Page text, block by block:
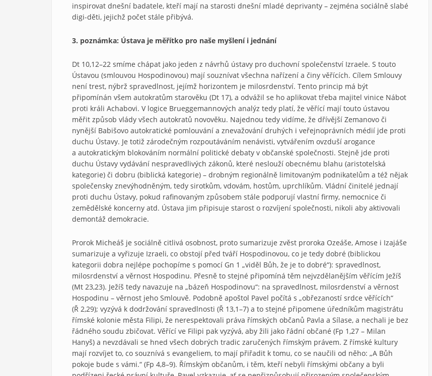
inspirovat dnešní badatele, kteří mají na starosti dnešní mladé deprivanty – zejména sociálně slabé
digi-děti, jejichž počet stále přibývá.
3. poznámka: Ústava je měřítko pro naše myšlení i jednání
Dt 10,12–22 smíme chápat jako jeden z návrhů ústavy pro duchovní společenství Izraele. S touto
Ústavou (smlouvou Hospodinovou) mají souznívat všechna nařízení a činy věřících. Cílem Smlouvy
není trest, nýbrž spravedlnost, jejímž horizontem je milosrdenství. Tento princip má být
připomínán všem autokratům starověku (Dt 17), a odvážil se ho aplikovat třeba majitel vinice Nábot
proti králi Achabovi. V logice Brueggemannových analýz tedy platí, že věřící mají touto ústavou
měřit způsob vlády všech autokratů novověku. Najednou tedy vidíme, že dřívější Zemanovo či
nynější Babišovo autokratické pomlouvání a znevažování druhých i veřejnoprávních médií jde proti
duchu Ústavy. Je totiž zárodečným rozpoutáváním nenávisti, vytvářením ovzduší arogance
a autokratickým blokováním normální politické debaty v občanské společnosti. Stejně jde proti
duchu Ústavy vydávání nespravedlivých zákonů, které neslouží obecnému blahu (aristotelská
kategorie) či dobru (biblická kategorie) – drobným regionálně limitovaným podnikatelům a též nějak
společensky znevýhodněným, tedy sirotkům, vdovám, hostům, uprchlíkům. Vládní činitelé jednají
proti duchu Ústavy, pokud rafinovaným způsobem stále podporují vlastní firmy, nemocnice či
zemědělské koncerny atd. Ústava jim připisuje starost o rozvíjení společnosti, nikoli aby aktivovali
demontáž demokracie.
Prorok Micheáš je sociálně citlivá osobnost, proto sumarizuje zvěst proroka Ozeáše, Amose i Izajáše
sumarizuje a vyřizuje Izraeli, co obstojí před tváří Hospodinovou, co je tedy dobré (biblickou
kategorii dobra nejlépe pochopíme s pomocí Gn 1 „viděl Bůh, že je to dobré“): spravedlnost,
milosrdenství a věrnost Hospodinu. Přesně to stejné připomíná těm nejvzdělanějším věřícím Ježíš
(Mt 23,23). Ježíš tedy navazuje na „bázeň Hospodinovu“: na spravedlnost, milosrdenství a věrnost
Hospodinu – věrnost jeho Smlouvě. Podobně apoštol Pavel počítá s „obřezaností srdce věřících“
(Ř 2,29); vyzývá k dodržování spravedlnosti (Ř 13,1–7) a to stejné připomene úředníkům magistrátu
římské kolonie města Filipi, že nerespektovali práva římských občanů Pavla a Sílase, a nechali je bez
řádného soudu zbičovat. Věřící ve Filipi pak vyzývá, aby žili jako řádní občané (Fp 1,27 – Milan
Hanyš) a nevzdávali se hned všech dobrých tradic zaručených římským právem. Z římské kultury
mají rozvíjet to, co souznívá s evangeliem, to mají přiřadit k tomu, co se naučili od něho: „A Bůh
pokoje bude s vámi.“ (Fp 4,8–9). Římským občanům, i těm, kteří nebyli římskými občany a byli